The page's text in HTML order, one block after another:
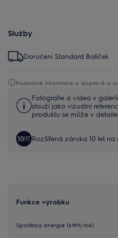
Služby
Doručení Standard Balíček
Podrobné informace o dopravě a
Fotografie a videa v
slouží jako vizuální
produktu se může v
Rozšířená záruka 10 let
Funkce výrobku
Spotřeba energie (kWh/rok)